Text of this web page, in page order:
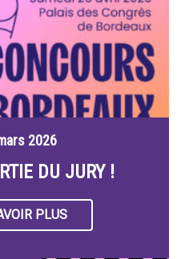
2026
DU JURY !
PLUS